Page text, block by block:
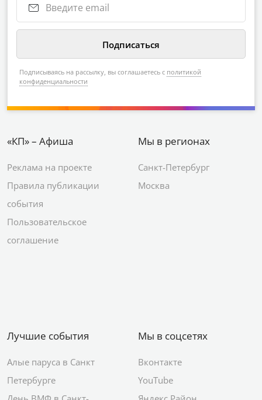
Подписываясь на рассылку, вы соглашаетесь с политикой
конфиденциальности
«КП» – Афиша
Реклама на проекте
Правила публикации
события
Пользовательское
соглашение
Мы в регионах
Санкт-Петербург
Москва
Лучшие события
Алые паруса в Санкт
Петербурге
Мы в соцсетях
Вконтакте
YouTube